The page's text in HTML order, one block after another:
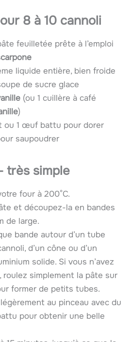
8 à 10 cannoli
feuilletée prête à l’emploi
liquide entière, bien froide
de sucre glace
(ou 1 cuillère à café
)
ou 1 œuf battu pour dorer
saupoudrer
très simple
four à 200°C.
et découpez-la en bandes
de large.
bande autour d’un tube
d’un cône ou d’un
solide. Si vous n’avez
roulez simplement la pâte sur
former de petits tubes.
au pinceau avec du
pour obtenir une belle